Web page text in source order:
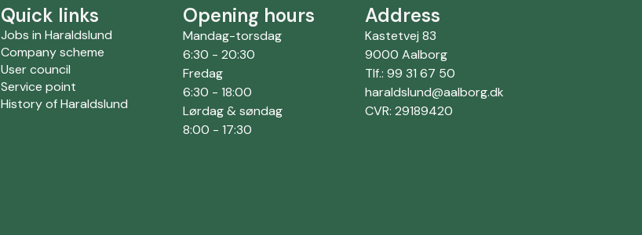
Quick links
Jobs in Haraldslund
Company scheme
User council
Service point
History of Haraldslund
Opening hours
Mandag-torsdag
6:30 - 20:30
Fredag
6:30 - 18:00
Lørdag & søndag
8:00 - 17:30
Address
Kastetvej 83
9000 Aalborg
Tlf.: 99 31 67 50
haraldslund@aalborg.dk
CVR: 29189420